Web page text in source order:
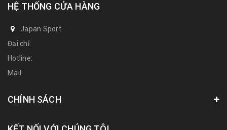
HỆ THỐNG CỬA HÀNG
Japan Sport
Đại chỉ:
Hotline:
Mail:
CHÍNH SÁCH